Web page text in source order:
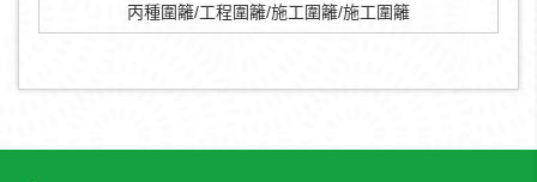
丙種圍籬/工程圍籬/施工圍籬/施工圍籬